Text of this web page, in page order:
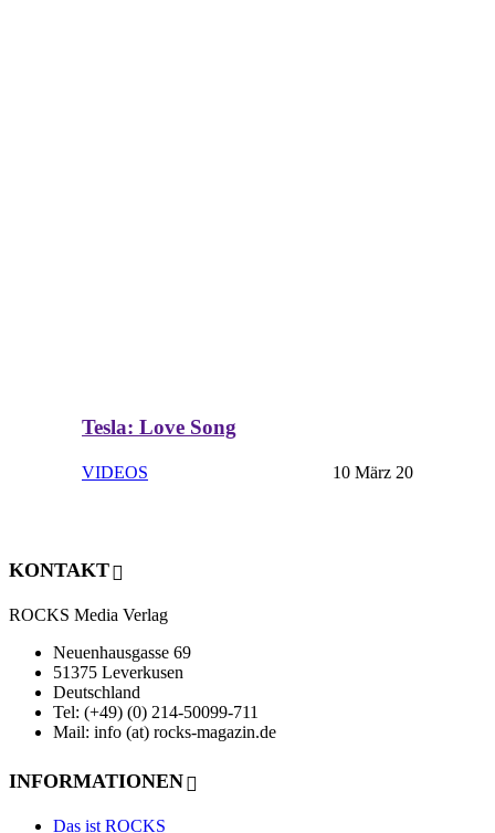
Tesla: Love Song
VIDEOS 10 März 20
KONTAKT
ROCKS Media Verlag
Neuenhausgasse 69
51375 Leverkusen
Deutschland
Tel: (+49) (0) 214-50099-711
Mail: info (at) rocks-magazin.de
INFORMATIONEN
Das ist ROCKS